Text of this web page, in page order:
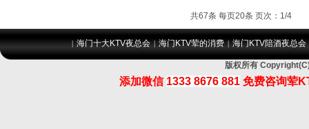
共67条 每页20条 页次：1/4
|海门十大KTV夜总会 |海门KTV荤的消费 |海门KTV陪酒夜总会
版权所有
添加微信 1333 8676 881 免费咨询荤